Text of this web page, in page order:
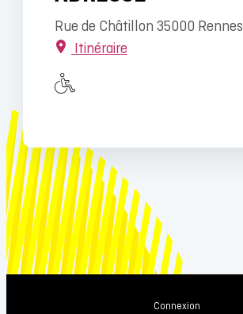
Rue de Châtillon 35000 Rennes
Itinéraire
Connexion